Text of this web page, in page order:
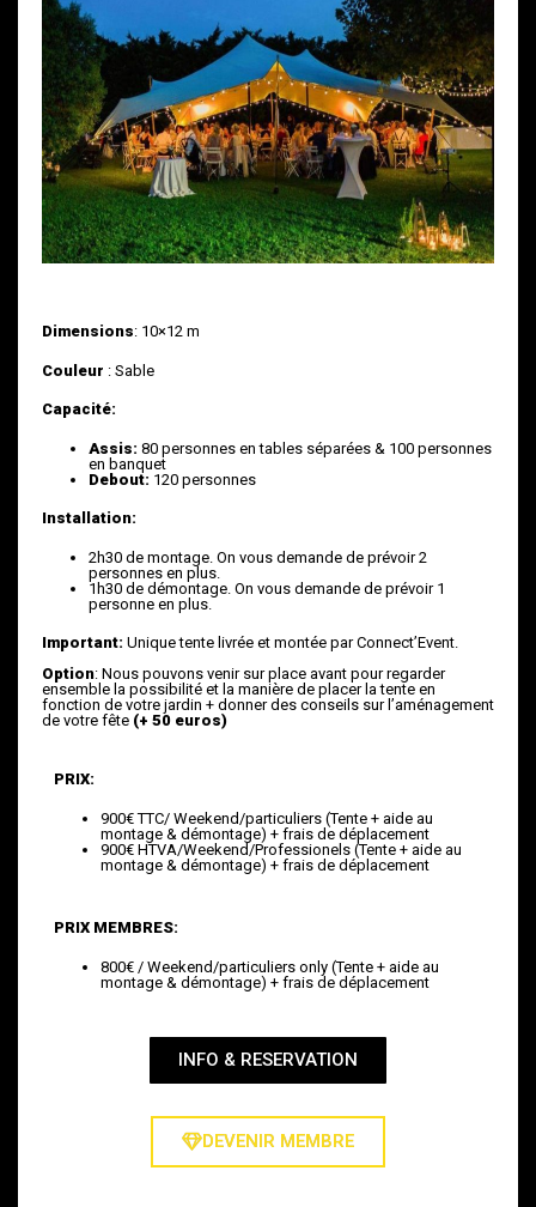
Dimensions: 10×12 m
Couleur : Sable
Capacité:
Assis: 80 personnes en tables séparées & 100 personnes
en banquet
Debout: 120 personnes
Installation:
2h30 de montage. On vous demande de prévoir 2
personnes en plus.
1h30 de démontage. On vous demande de prévoir 1
personne en plus.
Important: Unique tente livrée et montée par Connect’Event.
Option: Nous pouvons venir sur place avant pour regarder
ensemble la possibilité et la manière de placer la tente en
fonction de votre jardin + donner des conseils sur l’aménagement
de votre fête (+ 50 euros)
PRIX:
900€ TTC/ Weekend/particuliers (Tente + aide au
montage & démontage) + frais de déplacement
900€ HTVA/Weekend/Professionels (Tente + aide au
montage & démontage) + frais de déplacement
PRIX MEMBRES:
800€ / Weekend/particuliers only (Tente + aide au
montage & démontage) + frais de déplacement
INFO & RESERVATION
DEVENIR MEMBRE